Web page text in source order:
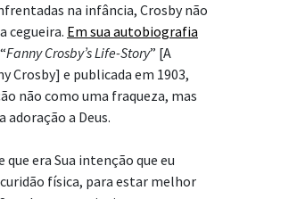
na infância, Crosby não
cegueira. Em sua autobiografia
Fanny Crosby’s Life-Story” [A
Crosby] e publicada em 1903,
não como uma fraqueza, mas
adoração a Deus.
era Sua intenção que eu
física, para estar melhor